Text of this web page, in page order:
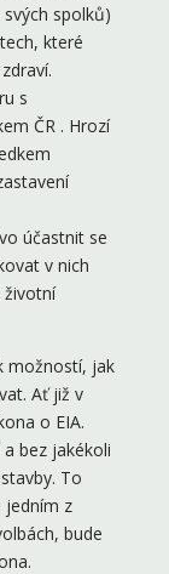
spolků)
které
s
ČR . Hrozí
účastnit se
v nich
životní
možností, jak
Ať již v
o EIA.
bez jakékoli
To
jedním z
bude